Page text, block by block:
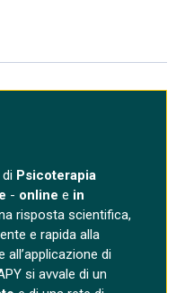
Psicoterapia
- online e in
risposta scientifica,
e rapida alla
di
si avvale di un